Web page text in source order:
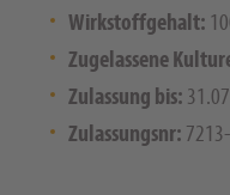
Wirkstoffgehalt:
Zugelassene
Zulassung bis:
Zulassungsnr: